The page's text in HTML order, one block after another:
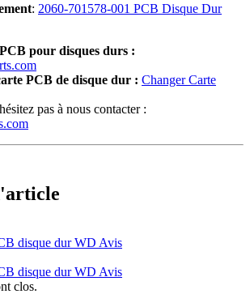
: 2060-701578-001 PCB Disque Dur
pour disques durs :
PCB de disque dur : Changer Carte
pas à nous contacter :
disque dur WD Avis
disque dur WD Avis
clos.